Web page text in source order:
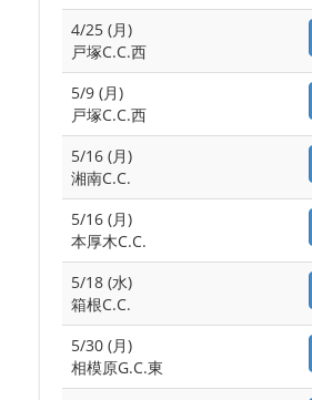
4/25 (月)
戸塚C.C.西
5/9 (月)
戸塚C.C.西
5/16 (月)
湘南C.C.
5/16 (月)
本厚木C.C.
5/18 (水)
箱根C.C.
5/30 (月)
相模原G.C.東